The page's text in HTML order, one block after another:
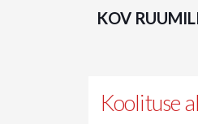
KOV
Koolituse